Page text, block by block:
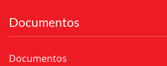
Documentos
Documentos